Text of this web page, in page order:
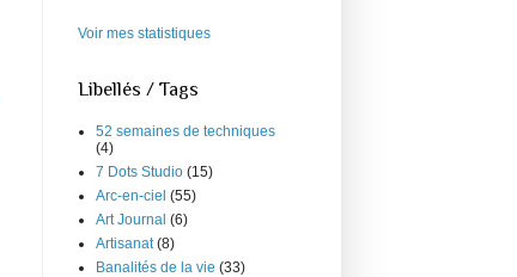
Voir mes statistiques
Libellés / Tags
52 semaines de techniques
(4)
7 Dots Studio (15)
Arc-en-ciel (55)
Art Journal (6)
Artisanat (8)
Banalités de la vie (33)